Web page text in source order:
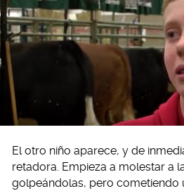
El otro niño aparece, y de
retadora. Empieza a molestar a
golpeándolas, pero cometiendo